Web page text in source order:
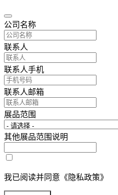
公司名称
联系人
联系人手机
联系人邮箱
展品范围
其他展品范围说明
我已阅读并同意《隐私政策》